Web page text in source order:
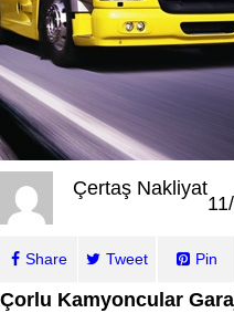
Çertaş Nakliyat
Share Tweet Pin
Çorlu Kamyoncular